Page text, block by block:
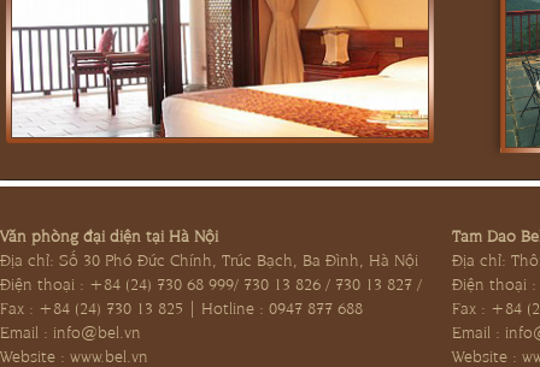
Văn phòng đại diện tại Hà Nội
Địa chỉ: Số 30 Phó Đức Chính, Trúc Bạch, Ba Đình, Hà Nội
Điện thoại : +84 (24) 730 68 999/ 730 13 826 / 730 13 827 /
Fax : +84 (24) 730 13 825 | Hotline : 0947 877 688
Email : info@bel.vn
Website : www.bel.vn
Tam Dao
Địa chỉ:
Điện thoại :
Fax : +84
Email :
Website :